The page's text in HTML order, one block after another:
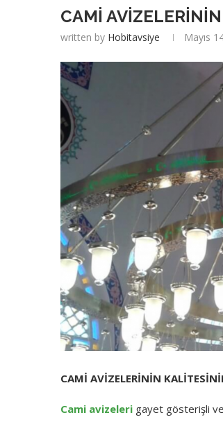
CAMİ
written by Hobitavsiye Mayıs
CAMİ AVİZELERİNİN
Cami avizeleri gayet gösterişli